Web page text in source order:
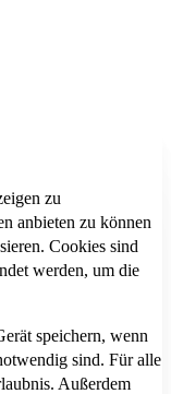
zu
anbieten zu können
Cookies sind
werden, um die
speichern, wenn
sind. Für alle
Außerdem